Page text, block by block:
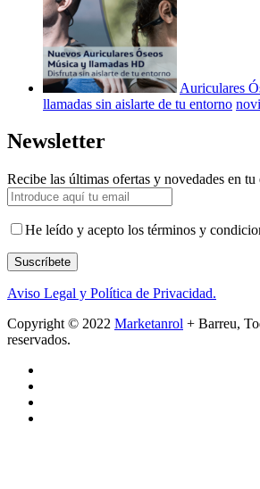
Auriculares
llamadas sin aislarte de tu entorno
Newsletter
Recibe las últimas ofertas y novedades en tu
He leído y acepto los términos y
Suscríbete
Aviso Legal y Política de Privacidad.
Copyright © 2022 Marketanrol + Barreu,
reservados.